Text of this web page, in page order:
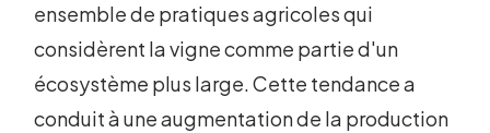
ensemble de pratiques agricoles qui
considèrent la vigne comme partie d'un
écosystème plus large. Cette tendance a
conduit à une augmentation de la production